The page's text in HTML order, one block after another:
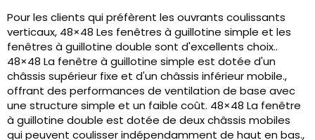
Pour les clients qui préfèrent les ouvrants coulissants
verticaux, 48×48 Les fenêtres à guillotine simple et les
fenêtres à guillotine double sont d'excellents choix..
48×48 La fenêtre à guillotine simple est dotée d'un
châssis supérieur fixe et d'un châssis inférieur mobile.,
offrant des performances de ventilation de base avec
une structure simple et un faible coût. 48×48 La fenêtre
à guillotine double est dotée de deux châssis mobiles
qui peuvent coulisser indépendamment de haut en bas.,